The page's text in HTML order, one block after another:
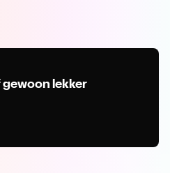
gewoon lekker